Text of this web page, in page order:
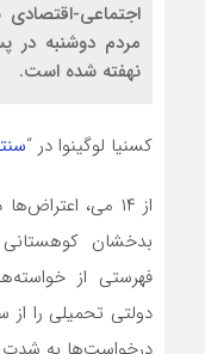
اجتماعی-
مردم دوشنبه در
نهفته شده است.
کسنیا لوگینوا در “
از ۱۴ می،
بدخشان
فهرستی از
دولتی تحمیلی را از